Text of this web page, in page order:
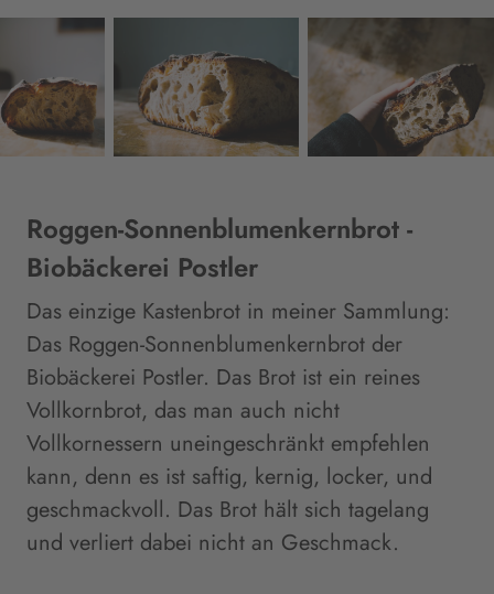
Roggen-Sonnenblumenkernbrot -
Biobäckerei Postler
Das einzige Kastenbrot in meiner Sammlung:
Das Roggen-Sonnenblumenkernbrot der
Biobäckerei Postler. Das Brot ist ein reines
Vollkornbrot, das man auch nicht
Vollkornessern uneingeschränkt empfehlen
kann, denn es ist saftig, kernig, locker, und
geschmackvoll. Das Brot hält sich tagelang
und verliert dabei nicht an Geschmack.